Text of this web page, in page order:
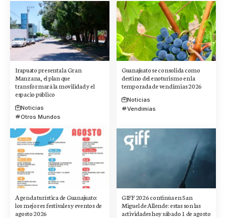
Irapuato presenta la Gran
Manzana, el plan que
transformará la movilidad y el
espacio público
Noticias
Otros Mundos
Guanajuato se consolida como
destino del enoturismo en la
temporada de vendimias 2026
Noticias
Vendimias
Agenda turística de Guanajuato:
los mejores festivales y eventos de
agosto 2026
GIFF 2026 continúa en San
Miguel de Allende: estas son las
actividades hoy sábado 1 de agosto